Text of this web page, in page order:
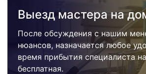
Выезд мастера на
После обсуждения с нашим
нюансов, назначается любое
время прибытия специалиста
бесплатная.